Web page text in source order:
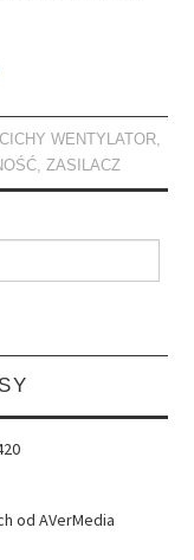
CICHY WENTYLATOR,
,ZASILACZ
od AVerMedia